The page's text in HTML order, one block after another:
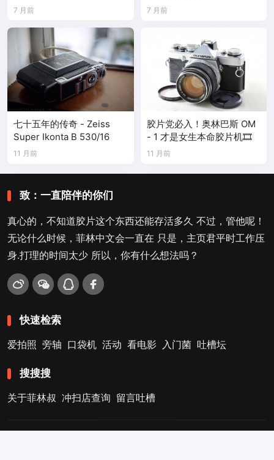
7 月前 7 月前
七十五年的传奇 - Zeiss
Super Ikonta B 530/16
11 月前
胶片党必入！奥林巴斯 OM
- 1 才是女生本命胶片机🎞️
11 月前
致：一直陪伴的你们
真心的，不知道胶片这个东西还能存活多久 不过，管他呢！
无论什么时候，菲林中文会一直在 只是，主页君平时工作压
身.打理的时间太少 所以，你有什么想法吗？
快速检索
爱拍照 旁轴 口袋机 活动 看电影 入门菌 吐槽坛
搜搜搜
关于菲林叔 冲扫店查询 留言吐槽